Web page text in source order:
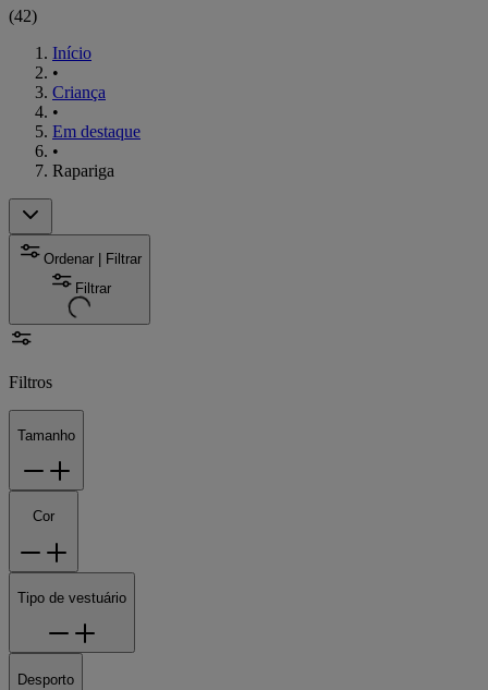
(42)
Início
•
Criança
•
Em destaque
•
Rapariga
Ordenar | Filtrar
Filtrar
Filtros
Tamanho
Cor
Tipo de vestuário
Desporto